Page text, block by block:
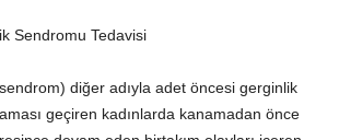
Sendromu Tedavisi
diğer adıyla adet öncesi gerginlik
geçiren kadınlarda kanamadan önce